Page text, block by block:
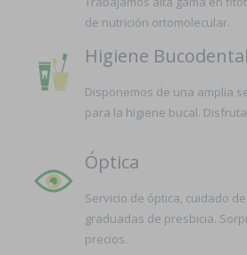
de nutrición ortomolecular.
Higiene Bucodental
Disponemos de una amplia
para la higiene bucal.
Óptica
Servicio de óptica, cuidado
graduadas de presbicia.
precios.